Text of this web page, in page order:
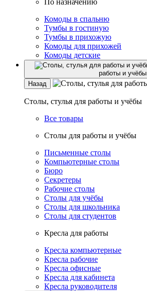
По назначению
Комоды в спальню
Тумбы в гостиную
Тумбы в прихожую
Комоды для прихожей
Комоды детские
работы и учёбы
Назад
Столы, стулья для работы и учёбы
Все товары
Столы для работы и учёбы
Письменные столы
Компьютерные столы
Бюро
Секретеры
Рабочие столы
Столы для учёбы
Столы для школьника
Столы для студентов
Кресла для работы
Кресла компьютерные
Кресла рабочие
Кресла офисные
Кресла для кабинета
Кресла руководителя